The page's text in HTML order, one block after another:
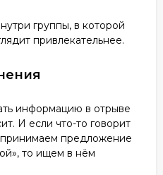
группы, в которой
привлекательнее.
информацию в отрыве
И если что-то говорит
предложение
то ищем в нём